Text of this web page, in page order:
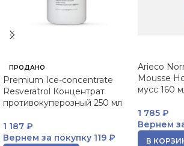
ПРОДАНО
Premium Ice-concentrate
Resveratrol Концентрат
противокуперозный 250 мл
1 187 ₽
Вернем за покупку 119 ₽
Arieco
Mousse
мусс 160
1 785 ₽
Вернем
В